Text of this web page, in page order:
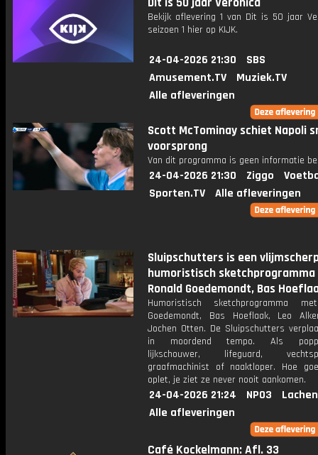
Bekijk aflevering 1 van Dit is 50 jaar
seizoen 1 hier op KIJK.
24-04-2026 21:30
SBS
Amusement.TV
Muziek.TV
Alle afleveringen
Scott McTominay schiet Napoli
voorsprong
Van dit programma is geen informatie
24-04-2026 21:30 Ziggo
Sporten.TV
Alle afleveringen
Sluipschutters is een
humoristisch
Ronald Goedemondt, Bas
Humoristisch sketchprogramma
Goedemondt, Bas Hoeflaak, Leo
Jochen Otten. De Sluipschutters
in moordend tempo. Als
lijkschouwer, lifeguard,
graafmachinist of naaktloper. Hoe
oplet, je ziet ze never nooit aankomen.
24-04-2026 21:24 NPO3
Alle afleveringen
Café Kockelmann: Afl. 33